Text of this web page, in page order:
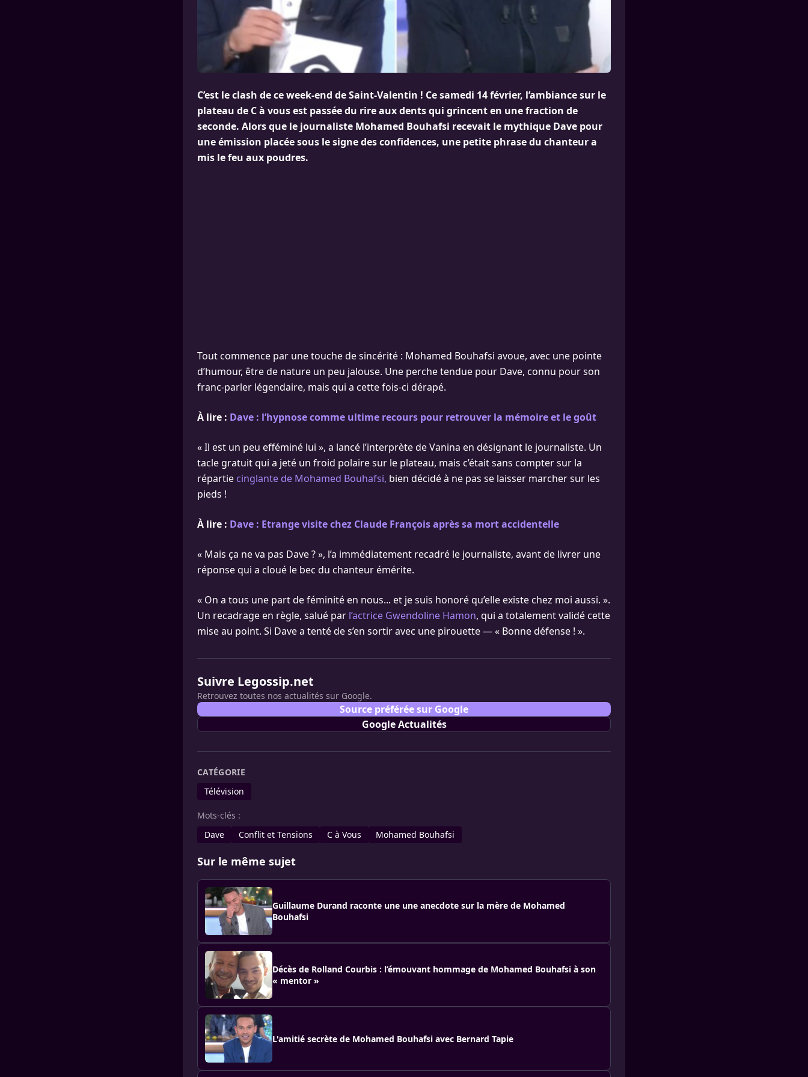
C’est le clash de ce week-end de Saint-Valentin ! Ce samedi 14 février, l’ambiance sur le
plateau de C à vous est passée du rire aux dents qui grincent en une fraction de
seconde. Alors que le journaliste Mohamed Bouhafsi recevait le mythique Dave pour
une émission placée sous le signe des confidences, une petite phrase du chanteur a
mis le feu aux poudres.
Tout commence par une touche de sincérité : Mohamed Bouhafsi avoue, avec une pointe
d’humour, être de nature un peu jalouse. Une perche tendue pour Dave, connu pour son
franc-parler légendaire, mais qui a cette fois-ci dérapé.
À lire : Dave : l’hypnose comme ultime recours pour retrouver la mémoire et le goût
« Il est un peu efféminé lui », a lancé l’interprète de Vanina en désignant le journaliste. Un
tacle gratuit qui a jeté un froid polaire sur le plateau, mais c’était sans compter sur la
répartie cinglante de Mohamed Bouhafsi, bien décidé à ne pas se laisser marcher sur les
pieds !
À lire : Dave : Etrange visite chez Claude François après sa mort accidentelle
« Mais ça ne va pas Dave ? », l’a immédiatement recadré le journaliste, avant de livrer une
réponse qui a cloué le bec du chanteur émérite.
« On a tous une part de féminité en nous... et je suis honoré qu’elle existe chez moi aussi. ».
Un recadrage en règle, salué par l’actrice Gwendoline Hamon, qui a totalement validé cette
mise au point. Si Dave a tenté de s’en sortir avec une pirouette — « Bonne défense ! ».
Suivre Legossip.net
Retrouvez toutes nos actualités sur Google.
Source préférée sur Google
Google Actualités
CATÉGORIE
Télévision
Mots-clés :
Dave
Conflit et Tensions C à Vous Mohamed Bouhafsi
Sur le même sujet
Guillaume Durand raconte une une anecdote sur la mère de Mohamed
Bouhafsi
Décès de Rolland Courbis : l’émouvant hommage de Mohamed Bouhafsi à son
« mentor »
L'amitié secrète de Mohamed Bouhafsi avec Bernard Tapie